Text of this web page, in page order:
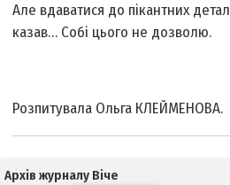
Але вдаватися до пікантних
казав… Собі цього не дозволю.
Розпитувала Ольга КЛЕЙМЕНОВА.
Архів журналу Віче